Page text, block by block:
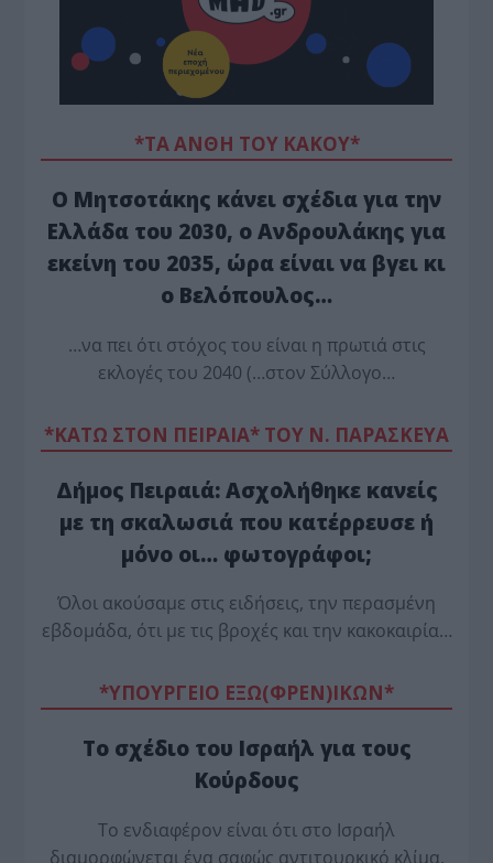
*ΤΑ ΆΝΘΗ ΤΟΥ ΚΑΚΟΎ*
Ο Μητσοτάκης κάνει σχέδια για την
Ελλάδα του 2030, ο Ανδρουλάκης για
εκείνη του 2035, ώρα είναι να βγει κι
ο Βελόπουλος…
…να πει ότι στόχος του είναι η πρωτιά στις
εκλογές του 2040 (…στον Σύλλογο…
*ΚΑΤΩ ΣΤΟΝ ΠΕΙΡΑΙΑ* ΤΟΥ Ν. ΠΑΡΑΣΚΕΥΑ
Δήμος Πειραιά: Ασχολήθηκε κανείς
με τη σκαλωσιά που κατέρρευσε ή
μόνο οι… φωτογράφοι;
Όλοι ακούσαμε στις ειδήσεις, την περασμένη
εβδομάδα, ότι με τις βροχές και την κακοκαιρία…
*ΥΠΟΥΡΓΕΙΟ ΕΞΩ(ΦΡΕΝ)ΙΚΩΝ*
Το σχέδιο του Ισραήλ για τους
Κούρδους
Το ενδιαφέρον είναι ότι στο Ισραήλ
διαμορφώνεται ένα σαφώς αντιτουρκικό κλίμα,